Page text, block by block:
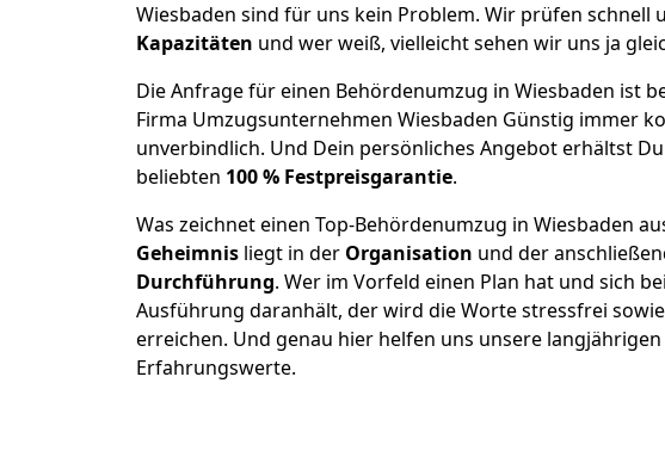
Wiesbaden sind für uns kein Problem. Wir prüfen schnell
Kapazitäten und wer weiß, vielleicht sehen wir uns ja
Die Anfrage für einen Behördenumzug in Wiesbaden ist
Firma Umzugsunternehmen Wiesbaden Günstig immer
unverbindlich. Und Dein persönliches Angebot erhältst
beliebten 100 % Festpreisgarantie.
Was zeichnet einen Top-Behördenumzug in Wiesbaden
Geheimnis liegt in der Organisation und der
Durchführung. Wer im Vorfeld einen Plan hat und sich
Ausführung daranhält, der wird die Worte stressfrei
erreichen. Und genau hier helfen uns unsere langjährigen
Erfahrungswerte.